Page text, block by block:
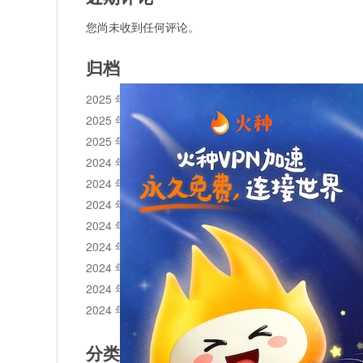
您尚未收到任何评论。
归档
2025 年 11 月
2025 年 10 月
2025 年 1 月
2024 年 12 月
2024 年 11 月
2024 年 10 月
2024 年 9 月
2024 年 8 月
2024 年 7 月
2024 年 6 月
2024 年 5 月
分类目录